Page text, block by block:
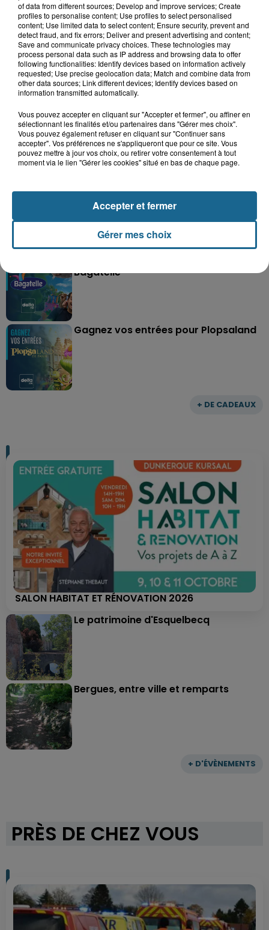
A GAGNER
+ DE CADEAUX
Grand jeu de l'été : les cabines de plages
Gagnez vos entrées pour Dennlys
Parc
Bagatelle
Gagnez vos entrées pour Plopsaland
+ D'ÉVÈNEMENTS
SALON HABITAT ET RÉNOVATION 2026
Le patrimoine d'Esquelbecq
Bergues, entre ville et remparts
PRÈS DE CHEZ VOUS
of data from different sources; Develop and improve services; Create
profiles to personalise content; Use profiles to select personalised
content; Use limited data to select content; Ensure security, prevent and
detect fraud, and fix errors; Deliver and present advertising and content;
Save and communicate privacy choices. These technologies may
process personal data such as IP address and browsing data to offer
following functionalities: Identify devices based on information actively
requested; Use precise geolocation data; Match and combine data from
other data sources; Link different devices; Identify devices based on
information transmitted automatically.
Vous pouvez accepter en cliquant sur "Accepter et fermer", ou affiner en
sélectionnant les finalités et/ou partenaires dans "Gérer mes choix".
Vous pouvez également refuser en cliquant sur "Continuer sans
accepter". Vos préférences ne s'appliqueront que pour ce site. Vous
pouvez mettre à jour vos choix, ou retirer votre consentement à tout
moment via le lien "Gérer les cookies" situé en bas de chaque page.
Gérer mes choix
Accepter et fermer